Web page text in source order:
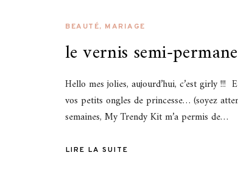
BEAUTÉ, MARIAGE
le vernis semi-
Hello mes jolies, aujourd’hui, c’est girly
vos petits ongles de princesse… (soyez
semaines, My Trendy Kit m’a permis de…
LIRE LA SUITE